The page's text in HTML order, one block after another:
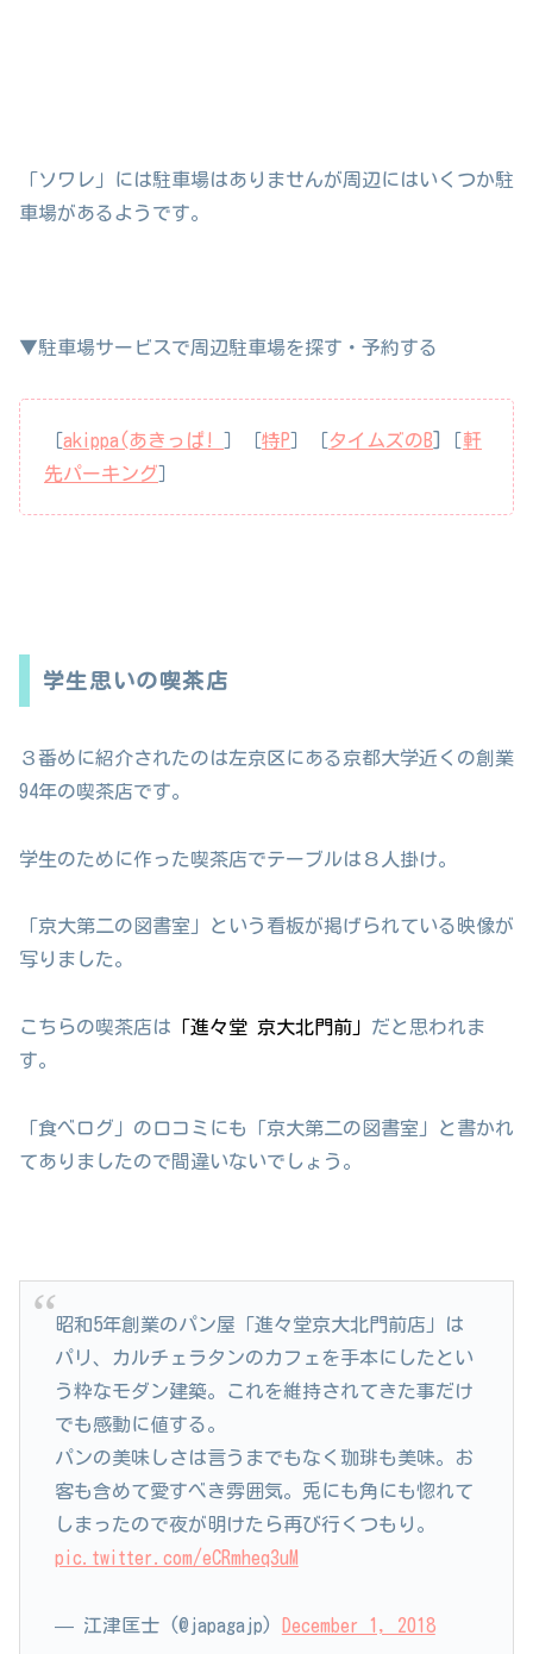
「ソワレ」には駐車場はありませんが周辺にはいくつか駐
車場があるようです。
▼駐車場サービスで周辺駐車場を探す・予約する
akippa(あきっぱ! 特P タイムズのB
軒
先パーキング
学生思いの喫茶店
３番めに紹介されたのは左京区にある京都大学近くの創業
94年の喫茶店です。
学生のために作った喫茶店でテーブルは８人掛け。
「京大第二の図書室」という看板が掲げられている映像が
写りました。
こちらの喫茶店は 「進々堂 京大北門前」 だと思われま
す。
「食べログ」の口コミにも「京大第二の図書室」と書かれ
てありましたので間違いないでしょう。
昭和5年創業のパン屋「進々堂京大北門前店」は
パリ、カルチェラタンのカフェを手本にしたとい
う粋なモダン建築。これを維持されてきた事だけ
でも感動に値する。
パンの美味しさは言うまでもなく珈琲も美味。お
客も含めて愛すべき雰囲気。兎にも角にも惚れて
しまったので夜が明けたら再び行くつもり。
pic.twitter.com/eCRmheq3uM
— 江津匡士 (@japagajp) December 1, 2018